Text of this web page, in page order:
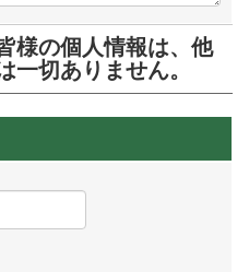
様の個人情報は、他
一切ありません。